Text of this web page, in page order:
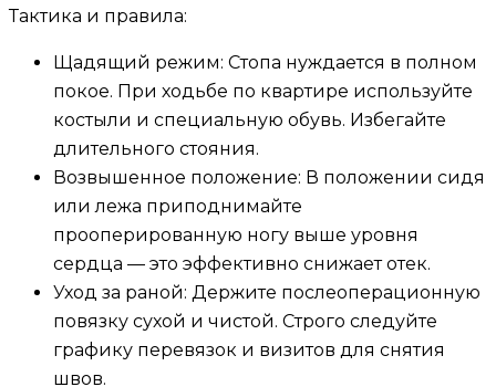
Тактика и правила:
Щадящий режим: Стопа нуждается в полном
покое. При ходьбе по квартире используйте
костыли и специальную обувь. Избегайте
длительного стояния.
Возвышенное положение: В положении сидя
или лежа приподнимайте
прооперированную ногу выше уровня
сердца — это эффективно снижает отек.
Уход за раной: Держите послеоперационную
повязку сухой и чистой. Строго следуйте
графику перевязок и визитов для снятия
швов.